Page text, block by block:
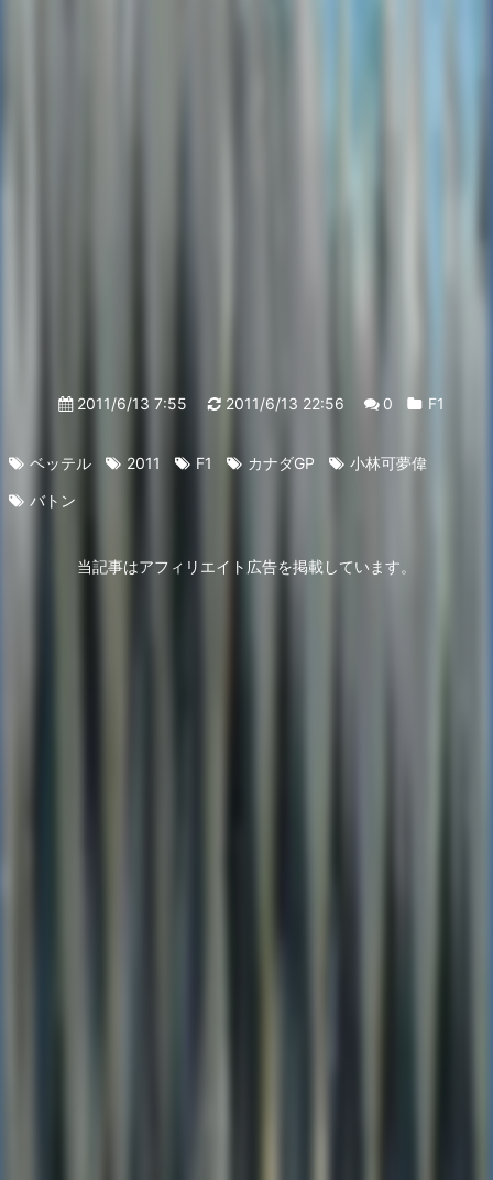
2011/6/13 7:55 2011/6/13 22:56 0 F1
ベッテル 2011 F1 カナダGP
小林可夢偉
バトン
当記事はアフィリエイト広告を掲載しています。